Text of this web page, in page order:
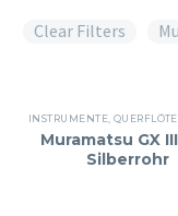
Clear Filters
INSTRUMENTE, QUERFLÖTE
Muramatsu GX
Silberrohr